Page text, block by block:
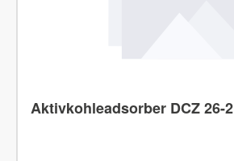
Aktivkohleadsorber DCZ 26-2